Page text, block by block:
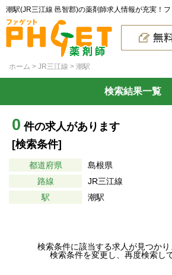
潮駅(JR三江線 邑智郡)の薬剤師求人情報が充実！
ホーム JR三江線 潮駅
検索結果一覧
0 件の求人があります
[検索条件]
都道府県
島根県
路線
JR三江線
駅
潮駅
検索条件に該当する求人が見つかり
検索条件を変更し、再度検索し